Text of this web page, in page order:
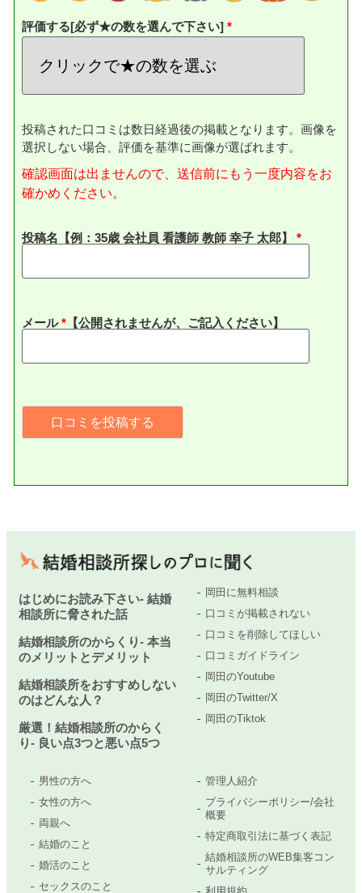
評価する[必ず★の数を選んで下さい]
投稿された口コミは数日経過後の掲載となります。画像を
選択しない場合、評価を基準に画像が選ばれます。
確認画面は出ませんので、送信前にもう一度内容をお
確かめください。
投稿名【例：35歳 会社員 看護師 教師 幸子 太郎】
メール* 【公開されませんが、ご記入ください】
はじめにお読み下さい- 結婚
相談所に脅された話
結婚相談所のからくり- 本当
のメリットとデメリット
結婚相談所をおすすめしない
のはどんな人？
厳選！結婚相談所のからく
り- 良い点3つと悪い点5つ
岡田に無料相談
口コミが掲載されない
口コミを削除してほしい
口コミガイドライン
岡田のYoutube
岡田のTwitter/X
岡田のTiktok
男性の方へ
女性の方へ
両親へ
結婚のこと
婚活のこと
セックスのこと
管理人紹介
プライバシーポリシー/会社
概要
特定商取引法に基づく表記
結婚相談所のWEB集客コン
サルティング